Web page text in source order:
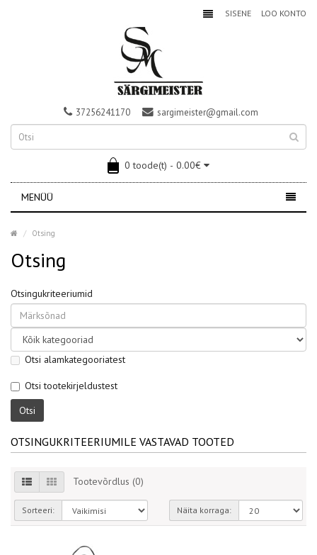
SISENE LOO KONTO
37256241170 sargimeister@gmail.com
0 toode(t) - 0.00€
MENÜÜ
Otsing
Otsing
Otsingukriteeriumid
Otsi alamkategooriatest
Otsi tootekirjeldustest
OTSINGUKRITEERIUMILE VASTAVAD TOOTED
Tootevõrdlus (0)
Sorteeri: Näita korraga: